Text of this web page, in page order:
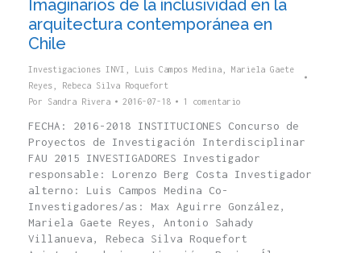
Imaginarios de la inclusividad en la
arquitectura contemporánea en
Chile
Investigaciones INVI , Luis Campos Medina, Mariela Gaete
Reyes,
Rebeca Silva Roquefort
Por Sandra Rivera 2016-07-18 1 comentario
FECHA: 2016-2018 INSTITUCIONES Concurso de
Proyectos de Investigación Interdisciplinar
FAU 2015 INVESTIGADORES Investigador
responsable: Lorenzo Berg Costa Investigador
alterno: Luis Campos Medina Co-
Investigadores/as: Max Aguirre González,
Mariela Gaete Reyes, Antonio Sahady
Villanueva, Rebeca Silva Roquefort